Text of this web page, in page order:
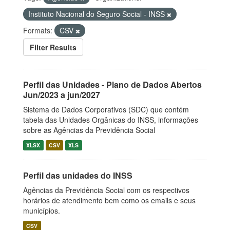
Instituto Nacional do Seguro Social - INSS
Formats:
CSV
Filter Results
Perfil das Unidades - Plano de Dados Abertos
Jun/2023 a jun/2027
Sistema de Dados Corporativos (SDC) que contém
tabela das Unidades Orgânicas do INSS, informações
sobre as Agências da Previdência Social
XLSX CSV XLS
Perfil das unidades do INSS
Agências da Previdência Social com os respectivos
horários de atendimento bem como os emails e seus
municípios.
CSV